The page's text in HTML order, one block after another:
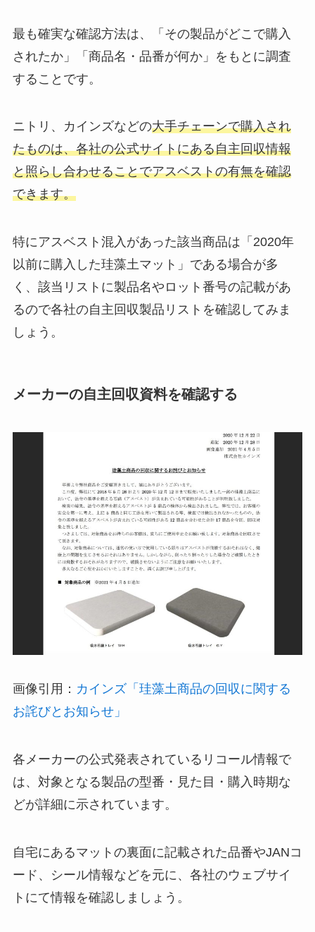
最も確実な確認方法は、「その製品がどこで購入
されたか」「商品名・品番が何か」をもとに調査
することです。
ニトリ、カインズなどの大手チェーンで購入され
たものは、各社の公式サイトにある自主回収情報
と照らし合わせることでアスベストの有無を確認
できます。
特にアスベスト混入があった該当商品は「2020年
以前に購入した珪藻土マット」である場合が多
く、該当リストに製品名やロット番号の記載があ
るので各社の自主回収製品リストを確認してみま
しょう。
メーカーの自主回収資料を確認する
画像引用： カインズ「珪藻土商品の回収に関する
お詫びとお知らせ」
各メーカーの公式発表されているリコール情報で
は、対象となる製品の型番・見た目・購入時期な
どが詳細に示されています。
自宅にあるマットの裏面に記載された品番やJANコ
ード、シール情報などを元に、各社のウェブサイ
トにて情報を確認しましょう。